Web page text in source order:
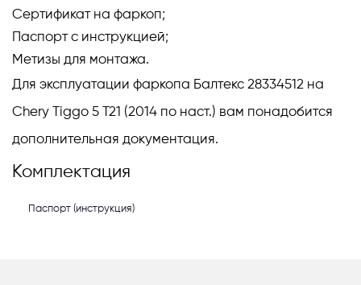
Сертификат на фаркоп;
Паспорт с инструкцией;
Метизы для монтажа.
Для эксплуатации фаркопа Балтекс 28334512 на
Chery Tiggo 5 T21 (2014 по наст.) вам понадобится
дополнительная документация.
Комплектация
Паспорт (инструкция)